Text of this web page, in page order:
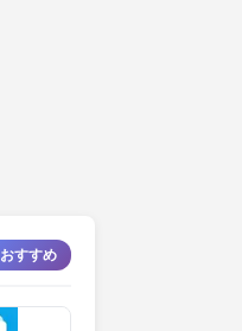
おすすめ